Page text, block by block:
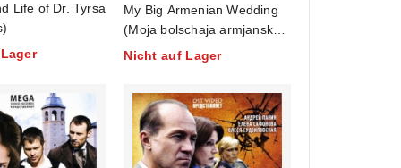
Life of Dr. Tyrsa
out of 5
My Big Armenian Wedding
(Moja bolschaja armjanskaja
swadba)
Nicht auf Lager